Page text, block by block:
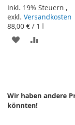
Inkl. 19% Steuern ,
exkl. Versandkosten
88,00 € / 1 l
ZUR
Wir haben andere
könnten!